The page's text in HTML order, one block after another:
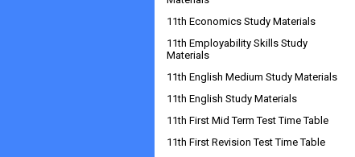
11th Economics Study Materials
11th Employability Skills Study
Materials
11th English Medium Study Materials
11th English Study Materials
11th First Mid Term Test Time Table
11th First Revision Test Time Table